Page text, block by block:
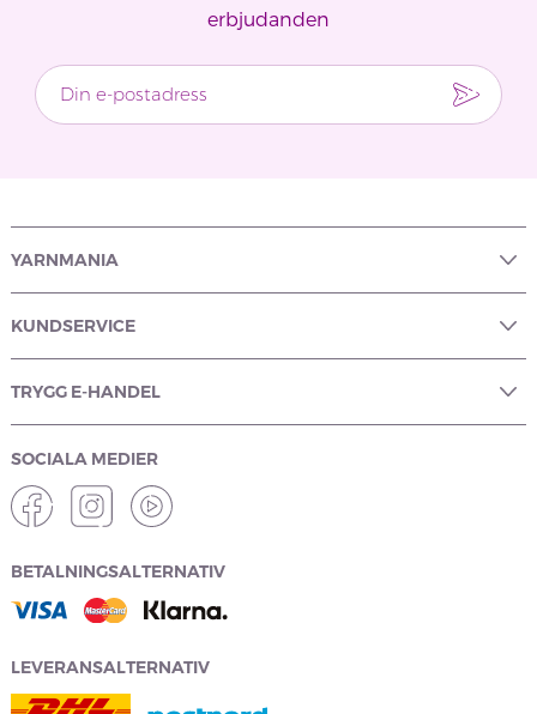
erbjudanden
YARNMANIA
KUNDSERVICE
TRYGG E-HANDEL
SOCIALA MEDIER
BETALNINGSALTERNATIV
LEVERANSALTERNATIV